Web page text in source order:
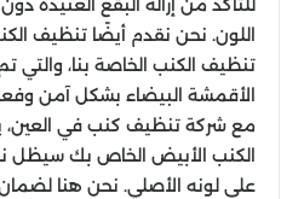
للتأكد من إزالة البقع العنيدة
اللون. نحن نقدم أيضًا تنظيف
تنظيف الكنب الخاصة بنا، والتي
الأقمشة البيضاء بشكل آمن
مع شركة تنظيف كنب في العين،
الكنب الأبيض الخاص بك سيظل
على لونه الأصلي. نحن هنا